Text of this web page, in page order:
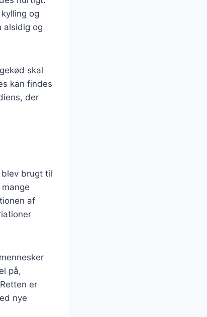
og
alsidig og
skal
kan findes
der
brugt til
af
på,
er
nye